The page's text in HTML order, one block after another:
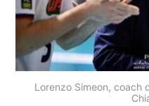
Lorenzo Simeon, coach